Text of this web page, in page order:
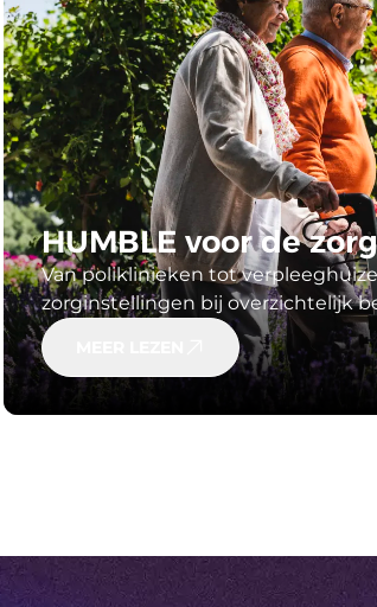
HUMBLE voor de zorg
Van poliklinieken tot
zorginstellingen bij overzichtelijk
gebouwen, medische installaties
Ontdek onze dashboards en